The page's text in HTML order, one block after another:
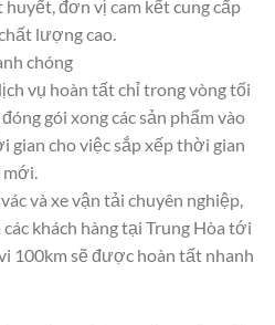
đơn vị cam kết cung cấp
lượng cao.
chóng
vụ hoàn tất chỉ trong vòng tối
gói xong các sản phẩm vào
gian cho việc sắp xếp thời gian
và xe vận tải chuyên nghiệp,
khách hàng tại Trung Hòa tới
100km sẽ được hoàn tất nhanh